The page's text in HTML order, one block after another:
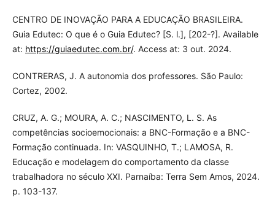
CENTRO DE INOVAÇÃO PARA A EDUCAÇÃO BRASILEIRA.
Guia Edutec: O que é o Guia Edutec? [S. l.], [202-?]. Available
at: https://guiaedutec.com.br/. Access at: 3 out. 2024.
CONTRERAS, J. A autonomia dos professores. São Paulo:
Cortez, 2002.
CRUZ, A. G.; MOURA, A. C.; NASCIMENTO, L. S. As
competências socioemocionais: a BNC-Formação e a BNC-
Formação continuada. In: VASQUINHO, T.; LAMOSA, R.
Educação e modelagem do comportamento da classe
trabalhadora no século XXI. Parnaíba: Terra Sem Amos, 2024.
p. 103-137.